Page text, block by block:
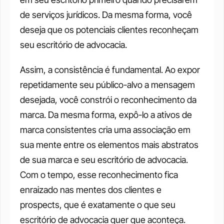
de serviços jurídicos. Da mesma forma, você
deseja que os potenciais clientes reconheçam
seu escritório de advocacia.
Assim, a consistência é fundamental. Ao expor
repetidamente seu público-alvo a mensagem
desejada, você constrói o reconhecimento da
marca. Da mesma forma, expô-lo a ativos de
marca consistentes cria uma associação em
sua mente entre os elementos mais abstratos
de sua marca e seu escritório de advocacia.
Com o tempo, esse reconhecimento fica
enraizado nas mentes dos clientes e
prospects, que é exatamente o que seu
escritório de advocacia quer que aconteça.